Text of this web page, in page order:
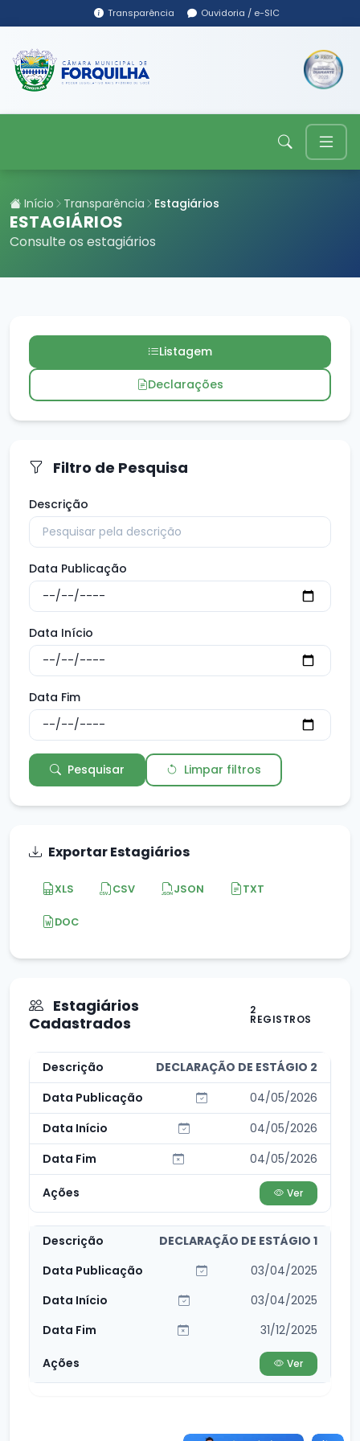
Transparência Ouvidoria / e-SIC
Início Transparência Estagiários
ESTAGIÁRIOS
Consulte os estagiários
Listagem
Declarações
Filtro de Pesquisa
Descrição
Data Publicação
Data Início
Data Fim
Pesquisar Limpar filtros
Exportar Estagiários
XLS CSV JSON TXT
DOC
Estagiários
Cadastrados
2
REGISTROS
DECLARAÇÃO DE ESTÁGIO 2
04/05/2026
04/05/2026
04/05/2026
Ver
DECLARAÇÃO DE ESTÁGIO 1
03/04/2025
03/04/2025
31/12/2025
Ver